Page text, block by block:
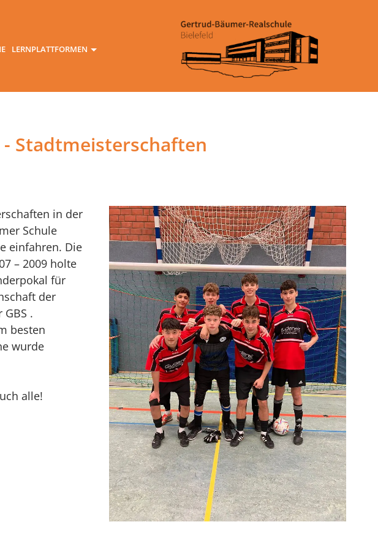
LERNPLATTFORMEN
- Stadtmeisterschaften
in der
Schule
einfahren. Die
– 2009 holte
für
der
GBS .
besten
wurde
alle!